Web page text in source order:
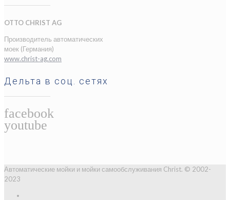
OTTO CHRIST AG
Производитель автоматических
моек (Германия)
www.christ-ag.com
Дельта в соц. сетях
Автоматические мойки и мойки самообслуживания Christ. © 2002-
2023